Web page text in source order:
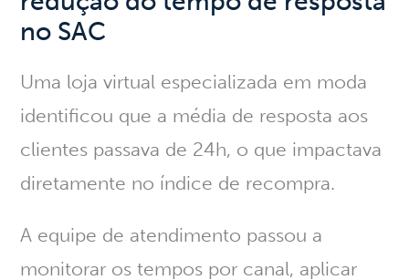
no SAC
Uma loja virtual especializada em moda
identificou que a média de resposta aos
clientes passava de 24h, o que impactava
diretamente no índice de recompra.
A equipe de atendimento passou a
monitorar os tempos por canal, aplicar